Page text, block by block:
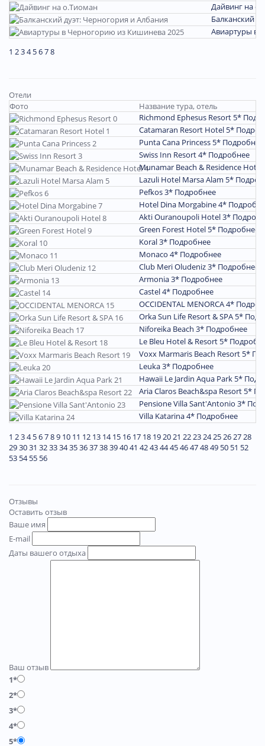
Дайвинг на
Балканский
Авиартуры в
1 234 5678
Отели
Фото
Название тура, отель
Richmond Ephesus Resort 5*
Catamaran Resort Hotel 5*
Punta Cana Princess 5* Подробнее
Swiss Inn Resort 4* Подробнее
Munamar Beach & Residence
Lazuli Hotel Marsa Alam 5*
Pefkos 3* Подробнее
Hotel Dina Morgabine 4*
Akti Ouranoupoli Hotel 3*
Green Forest Hotel 5* Подробнее
Koral 3* Подробнее
Monaco 4* Подробнее
Club Meri Oludeniz 3* Подробнее
Armonia 3* Подробнее
Castel 4* Подробнее
OCCIDENTAL MENORCA 4*
Orka Sun Life Resort & SPA 5*
Niforeika Beach 3* Подробнее
Le Bleu Hotel & Resort 5*
Voxx Marmaris Beach Resort 5*
Leuka 3* Подробнее
Hawaii Le Jardin Aqua Park 5*
Aria Claros Beach&spa Resort 5*
Pensione Villa Sant'Antonio 3*
Villa Katarina 4* Подробнее
1 234 56789 10 11 12 13 14 15 16 17 18 19 20 21 22 23 24 25 26 27 28
293031 32333435363738394041 4243444546474849 50 51 52
53 54 55 56
Отзывы
Оставить отзыв
Ваше имя
E-mail
Даты вашего отдыха
Ваш отзыв
1*
2*
3*
4*
5*